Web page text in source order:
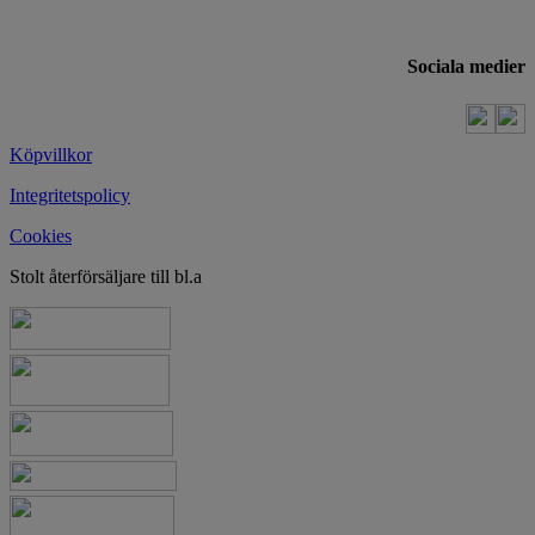
Sociala medier
Köpvillkor
Integritetspolicy
Cookies
Stolt återförsäljare till bl.a